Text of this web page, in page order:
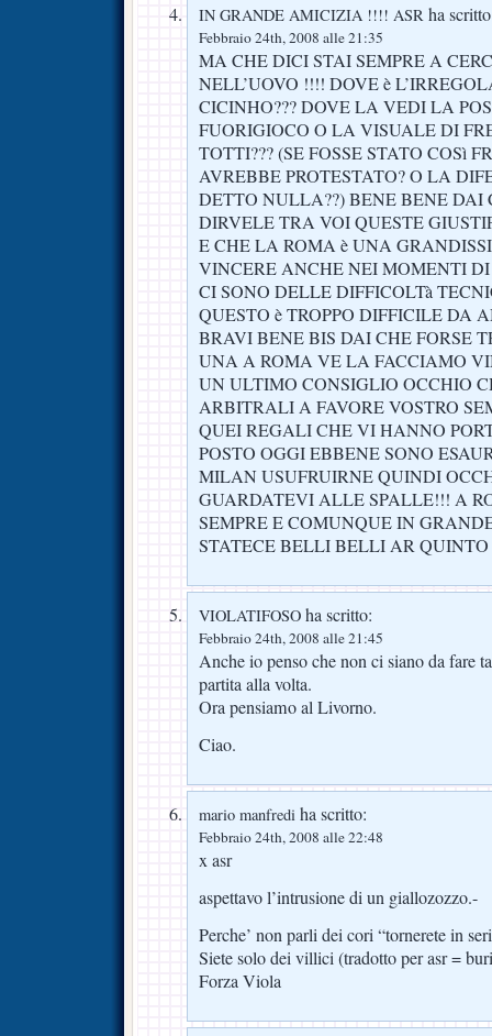
IN GRANDE AMICIZIA !!!! ASR ha
Febbraio 24th, 2008 alle 21:35
MA CHE DICI STAI SEMPRE A
NELL’UOVO !!!! DOVE è
CICINHO??? DOVE LA VEDI LA
FUORIGIOCO O LA VISUALE DI
TOTTI??? (SE FOSSE STATO COSì
AVREBBE PROTESTATO? O LA
DETTO NULLA??) BENE BENE DAI
DIRVELE TRA VOI QUESTE
E CHE LA ROMA è UNA
VINCERE ANCHE NEI MOMENTI
CI SONO DELLE DIFFICOLTà
QUESTO è TROPPO DIFFICILE DA
BRAVI BENE BIS DAI CHE FORSE
UNA A ROMA VE LA FACCIAMO
UN ULTIMO CONSIGLIO OCCHIO
ARBITRALI A FAVORE VOSTRO
QUEI REGALI CHE VI HANNO
POSTO OGGI EBBENE SONO
MILAN USUFRUIRNE QUINDI
GUARDATEVI ALLE SPALLE!!! A
SEMPRE E COMUNQUE IN
STATECE BELLI BELLI AR QUINTO
VIOLATIFOSO ha scritto:
Febbraio 24th, 2008 alle 21:45
Anche io penso che non ci siano da fare
partita alla volta.
Ora pensiamo al Livorno.
Ciao.
mario manfredi ha scritto:
Febbraio 24th, 2008 alle 22:48
x asr
aspettavo l’intrusione di un giallozozzo.-
Perche’ non parli dei cori “tornerete in
Siete solo dei villici (tradotto per asr =
Forza Viola